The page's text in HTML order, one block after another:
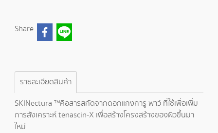
Share
รายละเอียดสินค้า
SKINectura ™คือสารสกัดจากดอกแกงการู พาว์ ที่ใช้เพื่อเพิ่ม
การสังเคราะห์ tenascin-X เพื่อสร้างโครงสร้างของผิวขึ้นมา
ใหม่